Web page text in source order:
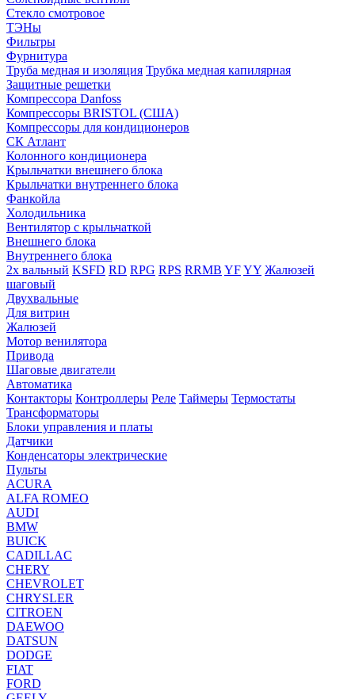
Стекло смотровое
ТЭНы
Фильтры
Фурнитура
Труба медная и изоляция Трубка медная капилярная
Защитные решетки
Компрессора Danfoss
Компрессоры BRISTOL (США)
Компрессоры для кондиционеров
СК Атлант
Колонного кондиционера
Крыльчатки внешнего блока
Крыльчатки внутреннего блока
Фанкойла
Холодильника
Вентилятор с крыльчаткой
Внешнего блока
Внутреннего блока
2х вальный KSFD RD RPG RPS RRMB YFYY Жалюзей
шаговый
Двухвальные
Для витрин
Жалюзей
Мотор венилятора
Привода
Шаговые двигатели
Автоматика
Контакторы Контроллеры Реле Таймеры Термостаты
Трансформаторы
Блоки управления и платы
Датчики
Конденсаторы электрические
Пульты
ACURA
ALFA ROMEO
AUDI
BMW
BUICK
CADILLAC
CHERY
CHEVROLET
CHRYSLER
CITROEN
DAEWOO
DATSUN
DODGE
FIAT
FORD